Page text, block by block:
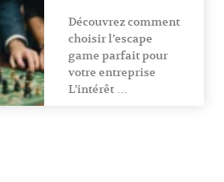
Découvrez comment
choisir l’escape
game parfait pour
votre entreprise
L’intérêt …